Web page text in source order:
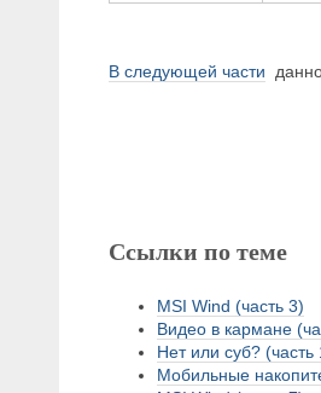
В следующей части
Ссылки по теме
MSI Wind (часть 3)
Видео в кармане
Нет или суб? (часть
Мобильные